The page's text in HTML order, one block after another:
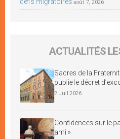
août 7, 2026
ACTUALITÉS
Sacres de la
publie le décret
2 Juil 2026
Confidences sur le
ami »